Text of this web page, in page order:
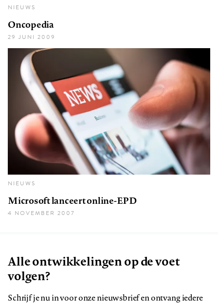
NIEUWS
Oncopedia
29 JUNI 2009
NIEUWS
Microsoft lanceert online-EPD
4 NOVEMBER 2007
Alle ontwikkelingen op de voet
volgen?
Schrijf je nu in voor onze nieuwsbrief en ontvang iedere